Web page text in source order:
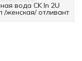
вода CK In 2U
/женская/ отливант